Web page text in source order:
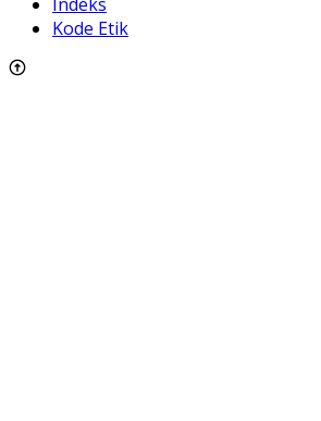
Kode Etik